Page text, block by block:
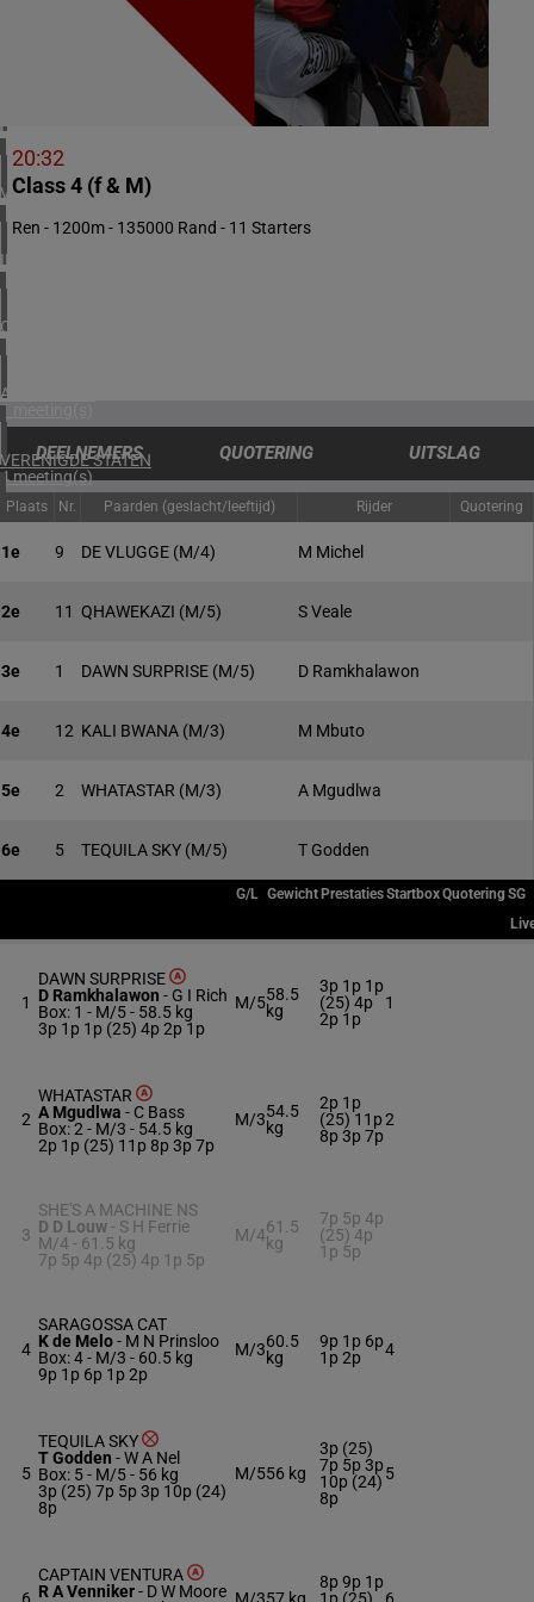
BAHREIN
1 meeting(s)
VERENIGD KONINKRIJK
5 meeting(s)
IERLAND
1 meeting(s)
CHILI
1 meeting(s)
ARGENTINIË
1 meeting(s)
VERENIGDE STATEN
4 meeting(s)
20:32
Class 4 (f & M)
Ren - 1200m - 135000 Rand - 11 Starters
DEELNEMERS QUOTERING UITSLAG
Plaats Nr. Paarden (geslacht/leeftijd) Rijder Quotering
1e 9 DE VLUGGE (M/4) M Michel
2e 11 QHAWEKAZI (M/5) S Veale
3e 1 DAWN SURPRISE (M/5) D Ramkhalawon
4e 12 KALI BWANA (M/3) M Mbuto
5e 2 WHATASTAR (M/3) A Mgudlwa
6e 5 TEQUILA SKY (M/5) T Godden
G/L Gewicht PrestatiesStartboxQuoteringSG
1
DAWN SURPRISE
D Ramkhalawon - G I Rich
Box: 1 - M/5 - 58.5 kg
3p 1p 1p (25) 4p 2p 1p
M/558.5
kg
3p 1p 1p
(25) 4p
2p 1p
1
2
WHATASTAR
A Mgudlwa - C Bass
Box: 2 - M/3 - 54.5 kg
2p 1p (25) 11p 8p 3p 7p
M/354.5
kg
2p 1p
(25) 11p
8p 3p 7p
2
3
SHE'S A MACHINE NS
D D Louw- S H Ferrie
M/4 - 61.5 kg
7p 5p 4p (25) 4p 1p 5p
M/461.5
kg
7p 5p 4p
(25) 4p
1p 5p
4
SARAGOSSA CAT
K de Melo- M N Prinsloo
Box: 4 - M/3 - 60.5 kg
9p 1p 6p 1p 2p
M/360.5
kg
9p 1p 6p
1p 2p
4
5
TEQUILA SKY
T Godden -W A Nel
Box: 5 - M/5 - 56 kg
3p (25) 7p 5p 3p 10p (24)
8p
M/556 kg
3p (25)
7p 5p 3p
10p (24)
8p
5
CAPTAIN VENTURA
R A Venniker- D W Moore
8p 9p 1p